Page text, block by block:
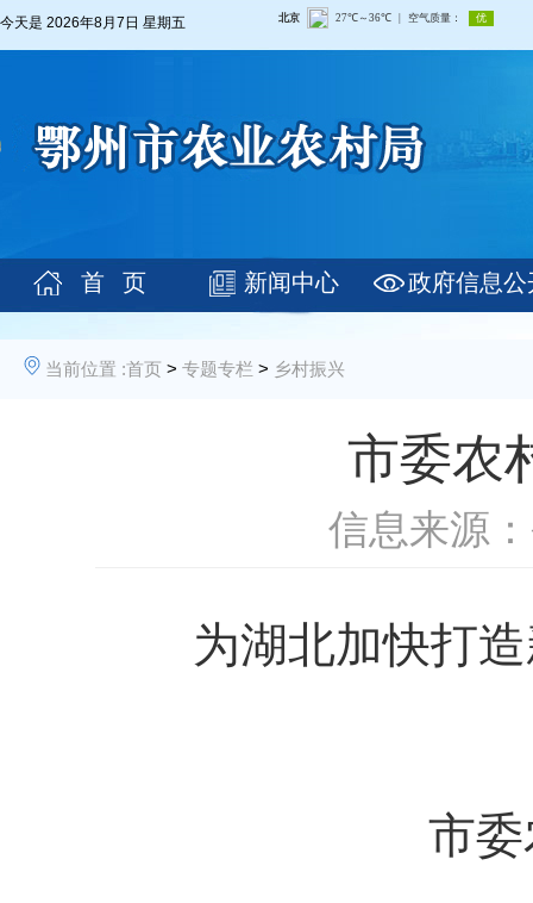
今天是 2026年8月7日 星期五
首 页 新闻中心 政府信息公
当前位置 :首页 > 专题专栏 > 乡村振兴
市委农
信息来源
为湖北加快打造
市委农